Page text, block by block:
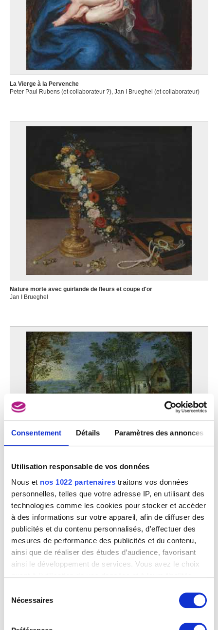
Consentement Détails Paramètres des annonces
Utilisation responsable de vos données
Nous et nos 1022 partenaires traitons vos données
personnelles, telles que votre adresse IP, en utilisant des
technologies comme les cookies pour stocker et accéder
à des informations sur votre appareil, afin de diffuser des
publicités et du contenu personnalisés, d'effectuer des
mesures de performance des publicités et du contenu,
ainsi que de réaliser des études d’audience, favorisant
ainsi le développement de services. Vous avez le choix
quant à l'utilisation de vos données et à leurs finalités.
tout moment en consultant la Déclaration relative aux
cookies ou en cliquant sur l'icône de confidentialité.
Nécessaires
La Vierge à la Pervenche
Peter Paul Rubens (et collaborateur ?), Jan I Brueghel (et collaborateur)
Nature morte avec guirlande de fleurs et coupe d'or
Jan I Brueghel
Jan I Brueghel (suiveur de)